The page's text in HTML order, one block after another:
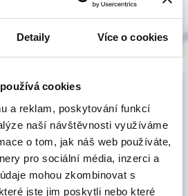
Detaily Více o cookies
cookies
a reklam, poskytování funkcí
naší návštěvnosti využíváme
o tom, jak náš web používáte,
pro sociální média, inzerci a
mohou zkombinovat s
jste jim poskytli nebo které
přehlídky
je světlo zásadní. Nasvítíme
tak, aby vynikly barvy,
i celkový vizuální dojem.
pro módní přehlídky